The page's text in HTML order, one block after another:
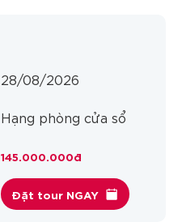
28/08/2026
Hạng phòng cửa sổ
145.000.000đ
Đặt tour NGAY